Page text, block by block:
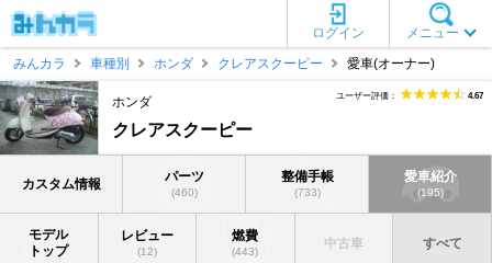
メニュー
ログイン
みんカラ
車種別 ホンダ クレアスクーピー 愛車(オーナー)
ホンダ
クレアスクーピー
ユーザー評価： 4.67
カスタム情報 パーツ
(460)
整備手帳
(733)
愛車紹介
(195)
モデル
トップ
レビュー
(12)
燃費
(443)
中古車 すべて